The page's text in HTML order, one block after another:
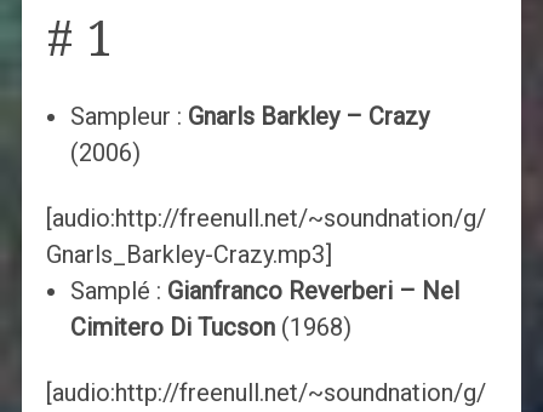
# 1
Sampleur : Gnarls Barkley – Crazy
(2006)
[audio:http://freenull.net/~soundnation/g/
Gnarls_Barkley-Crazy.mp3]
Samplé : Gianfranco Reverberi – Nel
Cimitero Di Tucson(1968)
[audio:http://freenull.net/~soundnation/g/